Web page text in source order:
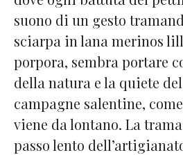
suono di un gesto
sciarpa in lana merinos
porpora, sembra portare
della natura e la quiete
campagne salentine,
viene da lontano. La
passo lento